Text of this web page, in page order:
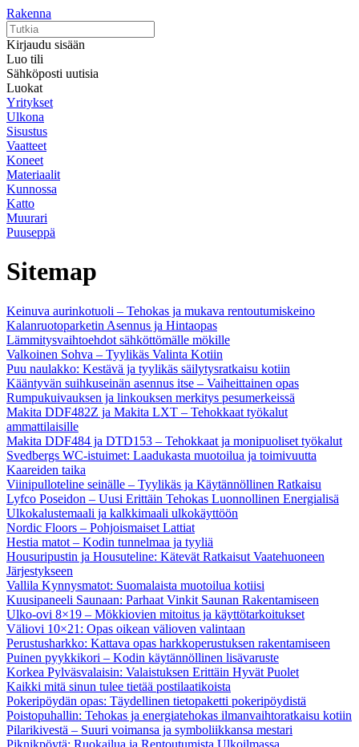
Rakenna
Kirjaudu sisään
Luo tili
Sähköposti uutisia
Luokat
Yritykset
Ulkona
Sisustus
Vaatteet
Koneet
Materiaalit
Kunnossa
Katto
Muurari
Puuseppä
Sitemap
Keinuva aurinkotuoli – Tehokas ja mukava rentoutumiskeino
Kalanruotoparketin Asennus ja Hintaopas
Lämmitysvaihtoehdot sähköttömälle mökille
Valkoinen Sohva – Tyylikäs Valinta Kotiin
Puu naulakko: Kestävä ja tyylikäs säilytysratkaisu kotiin
Kääntyvän suihkuseinän asennus itse – Vaiheittainen opas
Rumpukuivauksen ja linkouksen merkitys pesumerkeissä
Makita DDF482Z ja Makita LXT – Tehokkaat työkalut
ammattilaisille
Makita DDF484 ja DTD153 – Tehokkaat ja monipuoliset työkalut
Svedbergs WC-istuimet: Laadukasta muotoilua ja toimivuutta
Kaareiden taika
Viinipulloteline seinälle – Tyylikäs ja Käytännöllinen Ratkaisu
Lyfco Poseidon – Uusi Erittäin Tehokas Luonnollinen Energialisä
Ulkokalustemaali ja kalkkimaali ulkokäyttöön
Nordic Floors – Pohjoismaiset Lattiat
Hestia matot – Kodin tunnelmaa ja tyyliä
Housuripustin ja Housuteline: Kätevät Ratkaisut Vaatehuoneen
Järjestykseen
Vallila Kynnysmatot: Suomalaista muotoilua kotiisi
Kuusipaneeli Saunaan: Parhaat Vinkit Saunan Rakentamiseen
Ulko-ovi 8×19 – Mökkiovien mitoitus ja käyttötarkoitukset
Väliovi 10×21: Opas oikean välioven valintaan
Perustusharkko: Kattava opas harkkoperustuksen rakentamiseen
Puinen pyykkikori – Kodin käytännöllinen lisävaruste
Korkea Pylväsvalaisin: Valaistuksen Erittäin Hyvät Puolet
Kaikki mitä sinun tulee tietää postilaatikoista
Pokeripöydän opas: Täydellinen tietopaketti pokeripöydistä
Poistopuhallin: Tehokas ja energiatehokas ilmanvaihtoratkaisu kotiin
Pilarikivestä – Suuri voimansa ja symboliikkansa mestari
Piknikpöytä: Ruokailua ja Rentoutumista Ulkoilmassa